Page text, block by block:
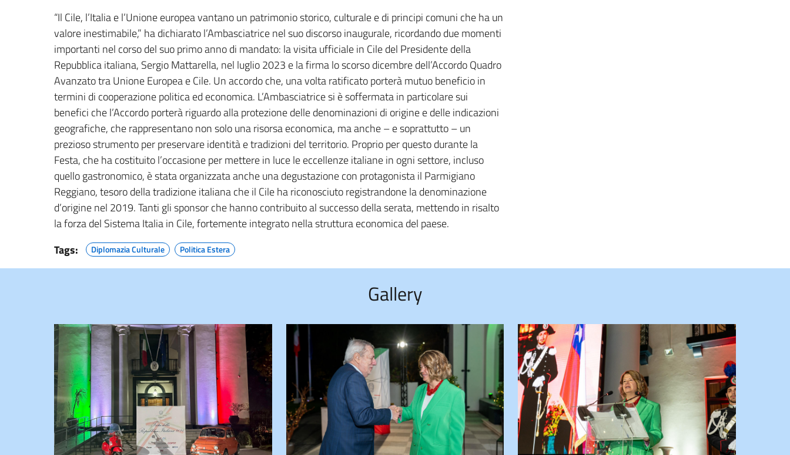
“Il Cile, l’Italia e l’Unione europea vantano un patrimonio storico, culturale e di principi comuni che ha un
valore inestimabile,” ha dichiarato l’Ambasciatrice nel suo discorso inaugurale, ricordando due momenti
importanti nel corso del suo primo anno di mandato: la visita ufficiale in Cile del Presidente della
Repubblica italiana, Sergio Mattarella, nel luglio 2023 e la firma lo scorso dicembre dell’Accordo Quadro
Avanzato tra Unione Europea e Cile. Un accordo che, una volta ratificato porterà mutuo beneficio in
termini di cooperazione politica ed economica. L’Ambasciatrice si è soffermata in particolare sui
benefici che l’Accordo porterà riguardo alla protezione delle denominazioni di origine e delle indicazioni
geografiche, che rappresentano non solo una risorsa economica, ma anche – e soprattutto – un
prezioso strumento per preservare identità e tradizioni del territorio. Proprio per questo durante la
Festa, che ha costituito l’occasione per mettere in luce le eccellenze italiane in ogni settore, incluso
quello gastronomico, è stata organizzata anche una degustazione con protagonista il Parmigiano
Reggiano, tesoro della tradizione italiana che il Cile ha riconosciuto registrandone la denominazione
d’origine nel 2019. Tanti gli sponsor che hanno contribuito al successo della serata, mettendo in risalto
la forza del Sistema Italia in Cile, fortemente integrato nella struttura economica del paese.
Tags:
Diplomazia Culturale Politica Estera
Gallery